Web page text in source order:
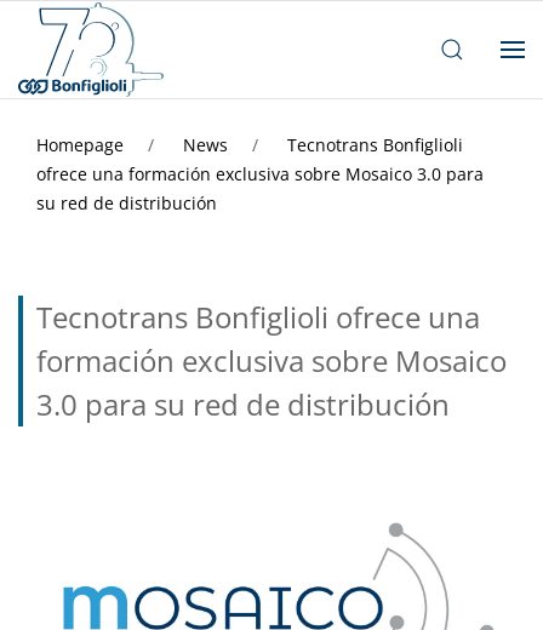
Homepage News
Tecnotrans Bonfiglioli
ofrece una formación exclusiva sobre Mosaico 3.0 para
su red de distribución
Tecnotrans Bonfiglioli ofrece una
formación exclusiva sobre Mosaico
3.0 para su red de distribución